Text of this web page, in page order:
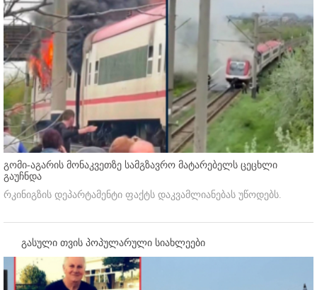
გომი-აგარის მონაკვეთზე სამგზავრო მატარებელს ცეცხლი
გაუჩნდა
რკინიგზის დეპარტამენტი ფაქტს დაკვამლიანებას უწოდებს.
გასული თვის პოპულარული სიახლეები